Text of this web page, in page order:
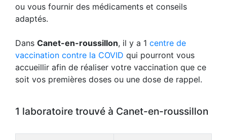
ou vous fournir des médicaments et conseils
adaptés.
Dans Canet-en-roussillon, il y a 1 centre de
vaccination contre la COVID qui pourront vous
accueillir afin de réaliser votre vaccination que ce
soit vos premières doses ou une dose de rappel.
1 laboratoire trouvé à Canet-en-roussillon